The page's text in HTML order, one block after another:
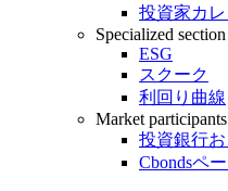
投資家カ
Specialized section
ESG
スクーク
利回り曲線
Market participants
投資銀行
Cbondsペ